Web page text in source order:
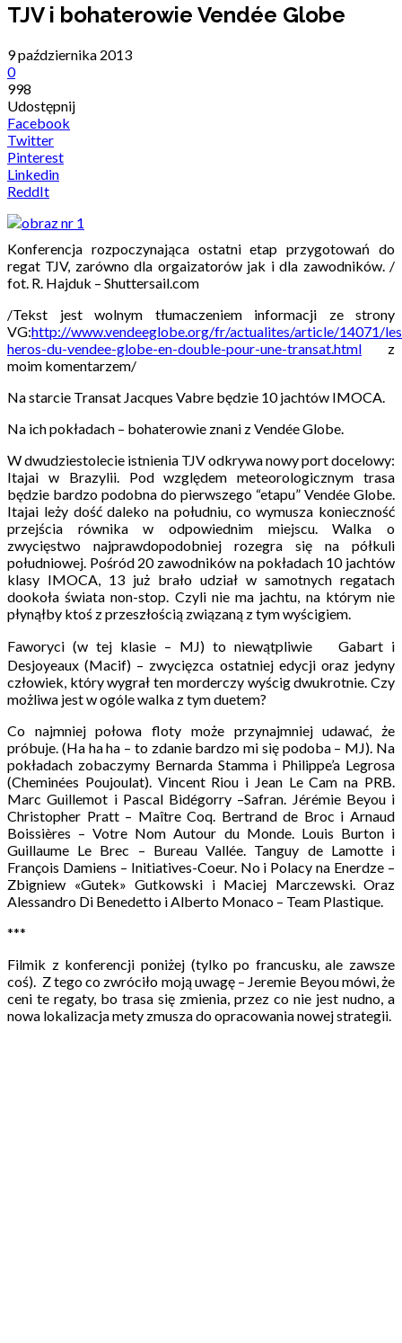
TJV i bohaterowie Vendée Globe
9 października 2013
0
998
Udostępnij
Facebook
Twitter
Pinterest
Linkedin
ReddIt
Konferencja rozpoczynająca ostatni etap przygotowań do
regat TJV, zarówno dla orgaizatorów jak i dla zawodników. /
fot. R. Hajduk – Shuttersail.com
/Tekst jest wolnym tłumaczeniem informacji ze strony
VG:http://www.vendeeglobe.org/fr/actualites/article/14071/
heros-du-vendee-globe-en-double-pour-une-transat.html z
moim komentarzem/
Na starcie Transat Jacques Vabre będzie 10 jachtów IMOCA.
Na ich pokładach – bohaterowie znani z Vendée Globe.
W dwudziestolecie istnienia TJV odkrywa nowy port docelowy:
Itajai w Brazylii. Pod względem meteorologicznym trasa
będzie bardzo podobna do pierwszego “etapu” Vendée Globe.
Itajai leży dość daleko na południu, co wymusza konieczność
przejścia równika w odpowiednim miejscu. Walka o
zwycięstwo najprawdopodobniej rozegra się na półkuli
południowej. Pośród 20 zawodników na pokładach 10 jachtów
klasy IMOCA, 13 już brało udział w samotnych regatach
dookoła świata non-stop. Czyli nie ma jachtu, na którym nie
płynąłby ktoś z przeszłością związaną z tym wyścigiem.
Faworyci (w tej klasie – MJ) to niewątpliwie Gabart i
Desjoyeaux (Macif) – zwycięzca ostatniej edycji oraz jedyny
człowiek, który wygrał ten morderczy wyścig dwukrotnie. Czy
możliwa jest w ogóle walka z tym duetem?
Co najmniej połowa floty może przynajmniej udawać, że
próbuje. (Ha ha ha – to zdanie bardzo mi się podoba – MJ). Na
pokładach zobaczymy Bernarda Stamma i Philippe’a Legrosa
(Cheminées Poujoulat). Vincent Riou i Jean Le Cam na PRB.
Marc Guillemot i Pascal Bidégorry –Safran. Jérémie Beyou i
Christopher Pratt – Maître Coq. Bertrand de Broc i Arnaud
Boissières – Votre Nom Autour du Monde. Louis Burton i
Guillaume Le Brec – Bureau Vallée. Tanguy de Lamotte i
François Damiens – Initiatives-Coeur. No i Polacy na Enerdze –
Zbigniew «Gutek» Gutkowski i Maciej Marczewski. Oraz
Alessandro Di Benedetto i Alberto Monaco – Team Plastique.
***
Filmik z konferencji poniżej (tylko po francusku, ale zawsze
coś). Z tego co zwróciło moją uwagę – Jeremie Beyou mówi, że
ceni te regaty, bo trasa się zmienia, przez co nie jest nudno, a
nowa lokalizacja mety zmusza do opracowania nowej strategii.